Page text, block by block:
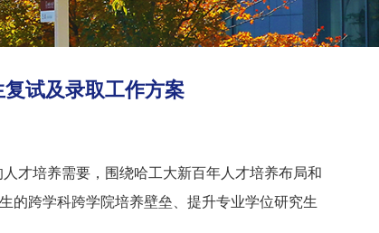
复试及录取工作方案
才培养需要，围绕哈工大新百年人才培养布局和
的跨学科跨学院培养壁垒、提升专业学位研究生